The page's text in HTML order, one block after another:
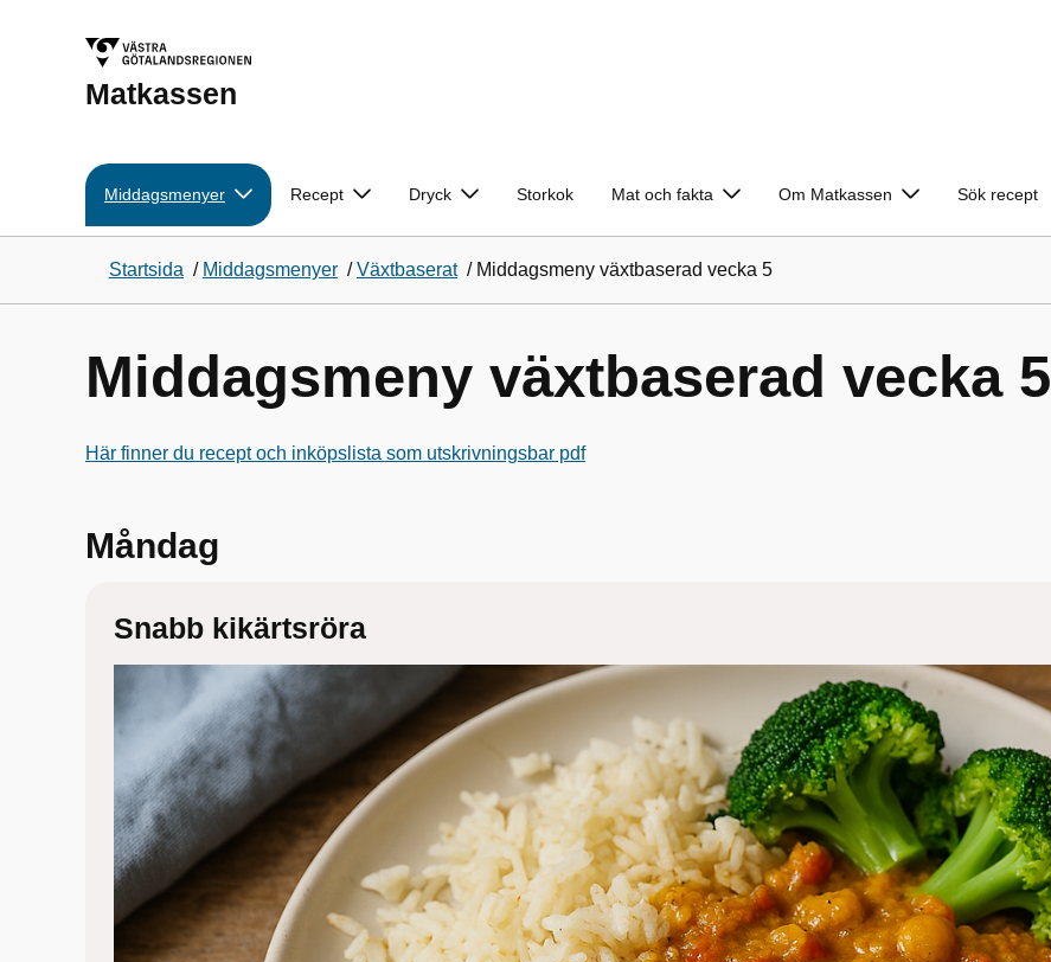
Matkassen
Middagsmenyer Recept Dryck Storkok Mat och fakta Om Matkassen Sök recept
Startsida / Middagsmenyer /Växtbaserat / Middagsmeny växtbaserad vecka 5
Middagsmeny växtbaserad vecka 5
Här finner du recept och inköpslista som utskrivningsbar pdf
Måndag
Snabb kikärtsröra